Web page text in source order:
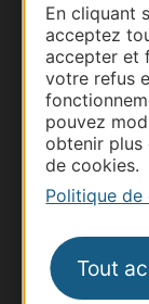
En cliquant
acceptez
accepter et
votre refus
pouvez
obtenir
de cookies.
Politique
Tout